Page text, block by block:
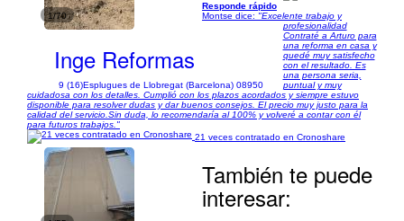
1/70
Inge Reformas
9 (16)Esplugues de Llobregat (Barcelona) 08950
Responde rápido
Montse dice: "Excelente trabajo y
profesionalidad
Contraté a Arturo para
una reforma en casa y
quedé muy satisfecho
con el resultado. Es
una persona seria,
puntual y muy
cuidadosa con los detalles. Cumplió con los plazos acordados y siempre estuvo
disponible para resolver dudas y dar buenos consejos. El precio muy justo para la
calidad del servicio.Sin duda, lo recomendaría al 100% y volveré a contar con él
para futuros trabajos."
21 veces contratado en Cronoshare
También te puede
interesar: